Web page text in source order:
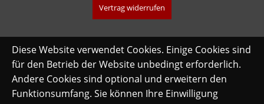
Vertrag widerrufen
Diese Website verwendet Cookies. Einige Cookies sind
für den Betrieb der Website unbedingt erforderlich.
Andere Cookies sind optional und erweitern den
Funktionsumfang. Sie können Ihre Einwilligung